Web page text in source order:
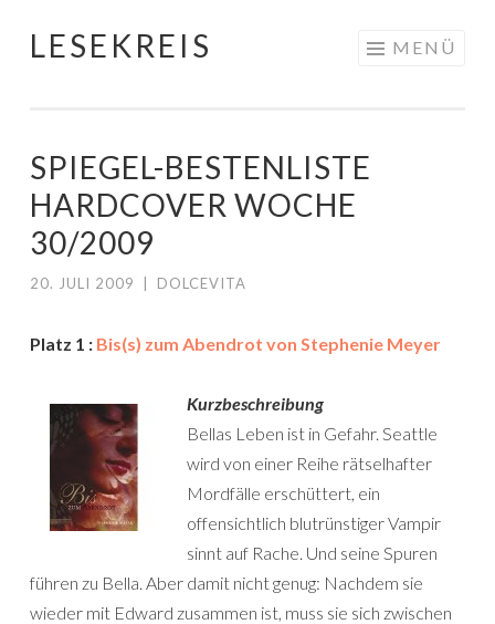
Springe
LESEKREIS MENÜ
SPIEGEL-BESTENLISTE
HARDCOVER WOCHE
30/2009
20. JULI 2009 DOLCEVITA
Platz 1 : Bis(s) zum Abendrot von Stephenie Meyer
Kurzbeschreibung
Bellas Leben ist in Gefahr. Seattle
wird von einer Reihe rätselhafter
Mordfälle erschüttert, ein
offensichtlich blutrünstiger Vampir
sinnt auf Rache. Und seine Spuren
führen zu Bella. Aber damit nicht genug: Nachdem sie
wieder mit Edward zusammen ist, muss sie sich zwischen